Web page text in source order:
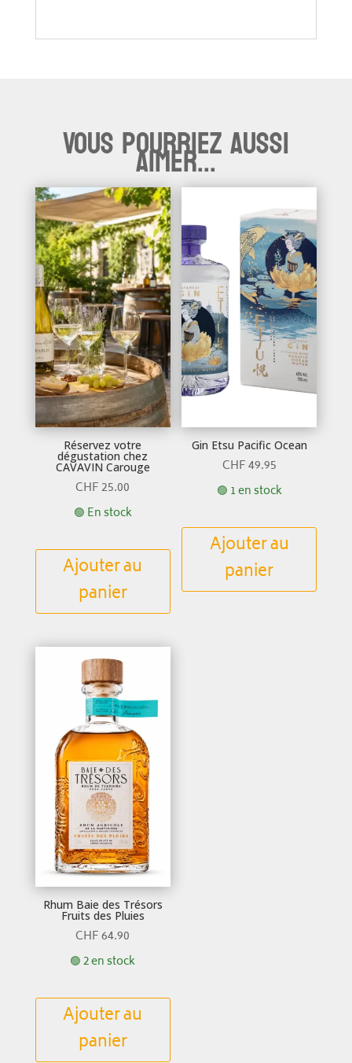
Vous pourriez aussi
aimer...
Réservez votre
dégustation chez
CAVAVIN Carouge
CHF25.00
🟢 En stock
Ajouter au
panier
Gin Etsu Pacific Ocean
CHF49.95
🟢 1 en stock
Ajouter au
panier
Rhum Baie des Trésors
Fruits des Pluies
CHF64.90
🟢 2 en stock
Ajouter au
panier